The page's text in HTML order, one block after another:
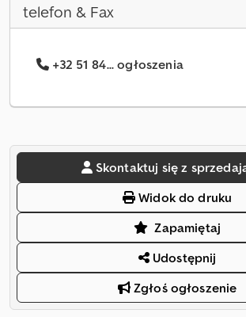
telefon & Fax
+32 51 84... ogłoszenia
Skontaktuj się z
Widok do druku
Zapamiętaj
Udostępnij
Zgłoś ogłoszenie